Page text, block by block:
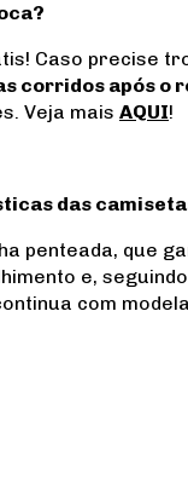
Caso precise
corridos após o
Veja mais AQUI!
das
penteada, que
e,
com